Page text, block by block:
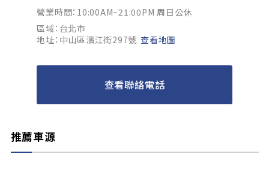
營業時間：10:00AM~21:00PM 周日公休
區域：台北市
地址：中山區濱江街297號 查看地圖
查看聯絡電話
推薦車源